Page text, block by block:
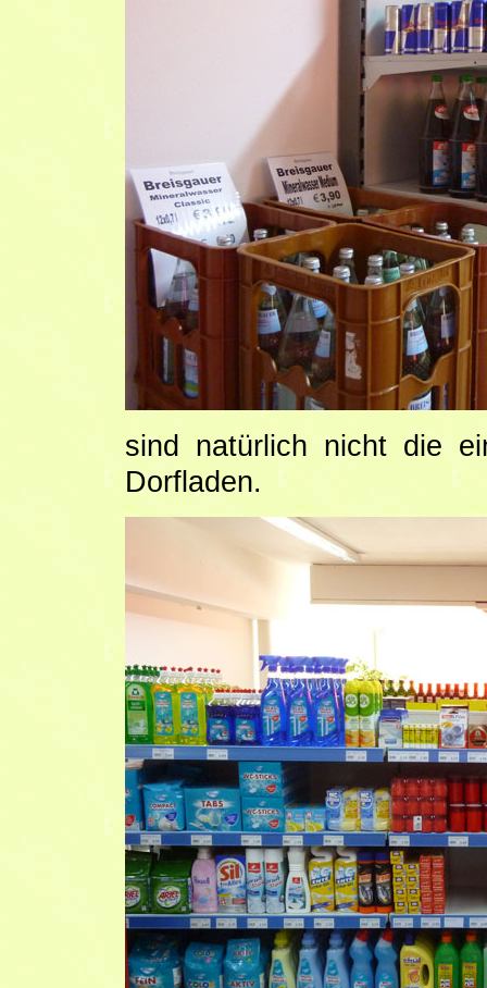
sind natürlich nicht die
Dorfladen.